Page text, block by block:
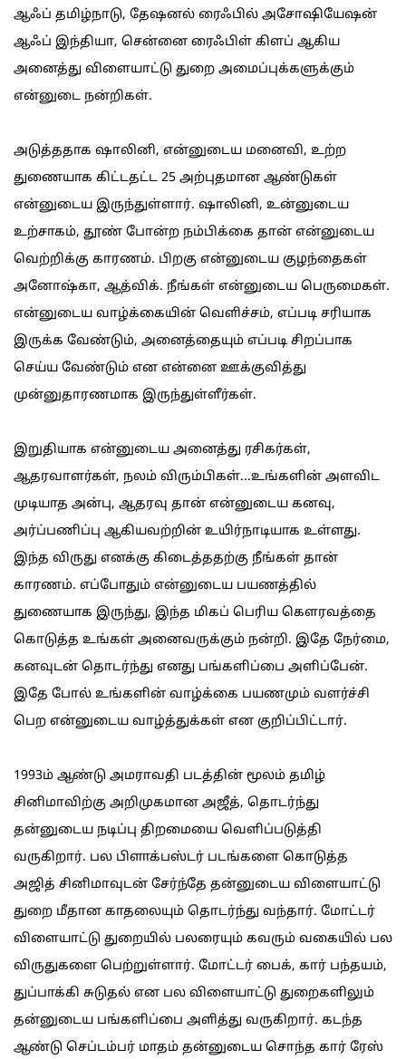
ஆஃப் தமிழ்நாடு, தேஷனல் ரைஃபில் அசோஷியேஷன்
ஆஃப் இந்தியா, சென்னை ரைஃபிள் கிளப் ஆகிய
அனைத்து விளையாட்டு துறை அமைப்புக்களுக்கும்
என்னுடை நன்றிகள்.
அடுத்ததாக ஷாலினி, என்னுடைய மனைவி, உற்ற
துணையாக கிட்டதட்ட 25 அற்புதமான ஆண்டுகள்
என்னுடைய இருந்துள்ளார். ஷாலினி, உன்னுடைய
உற்சாகம், தூண் போன்ற நம்பிக்கை தான் என்னுடைய
வெற்றிக்கு காரணம். பிறகு என்னுடைய குழந்தைகள்
அனோஷ்கா, ஆத்விக். நீங்கள் என்னுடைய பெருமைகள்.
என்னுடைய வாழ்க்கையின் வெளிச்சம், எப்படி சரியாக
இருக்க வேண்டும், அனைத்தையும் எப்படி சிறப்பாக
செய்ய வேண்டும் என என்னை ஊக்குவித்து
முன்னுதாரணமாக இருந்துள்ளீர்கள்.
இறுதியாக என்னுடைய அனைத்து ரசிகர்கள்,
ஆதரவாளர்கள், நலம் விரும்பிகள்...உங்களின் அளவிட
முடியாத அன்பு, ஆதரவு தான் என்னுடைய கனவு,
அர்ப்பணிப்பு ஆகியவற்றின் உயிர்நாடியாக உள்ளது.
இந்த விருது எனக்கு கிடைத்ததற்கு நீங்கள் தான்
காரணம். எப்போதும் என்னுடைய பயணத்தில்
துணையாக இருந்து, இந்த மிகப் பெரிய கெளரவத்தை
கொடுத்த உங்கள் அனைவருக்கும் நன்றி. இதே நேர்மை,
கனவுடன் தொடர்ந்து எனது பங்களிப்பை அளிப்பேன்.
இதே போல் உங்களின் வாழ்க்கை பயணமும் வளர்ச்சி
பெற என்னுடைய வாழ்த்துக்கள் என குறிப்பிட்டார்.
1993ம் ஆண்டு அமராவதி படத்தின் மூலம் தமிழ்
சினிமாவிற்கு அறிமுகமான அஜீத், தொடர்ந்து
தன்னுடைய நடிப்பு திறமையை வெளிப்படுத்தி
வருகிறார். பல பிளாக்பஸ்டர் படங்களை கொடுத்த
அஜித் சினிமாவுடன் சேர்ந்தே தன்னுடைய விளையாட்டு
துறை மீதான காதலையும் தொடர்ந்து வந்தார். மோட்டர்
விளையாட்டு துறையில் பலரையும் கவரும் வகையில் பல
விருதுகளை பெற்றுள்ளார். மோட்டர் பைக், கார் பந்தயம்,
துப்பாக்கி சுடுதல் என பல விளையாட்டு துறைகளிலும்
தன்னுடைய பங்களிப்பை அளித்து வருகிறார். கடந்த
ஆண்டு செப்டம்பர் மாதம் தன்னுடைய சொந்த கார் ரேஸ்